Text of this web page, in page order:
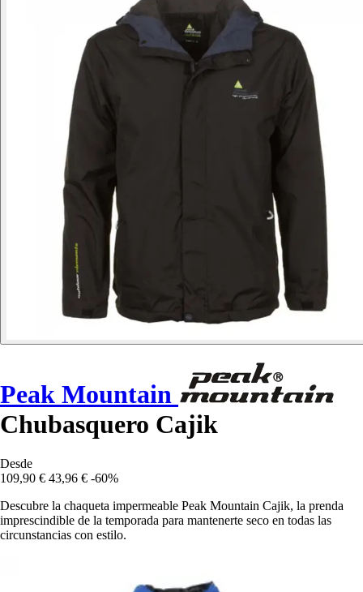
Peak Mountain
Chubasquero Cajik
Desde
109,90 € 43,96 € -60%
Descubre la chaqueta impermeable Peak Mountain Cajik, la prenda
imprescindible de la temporada para mantenerte seco en todas las
circunstancias con estilo.